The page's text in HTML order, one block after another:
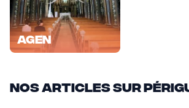
Agen
Nos articles sur